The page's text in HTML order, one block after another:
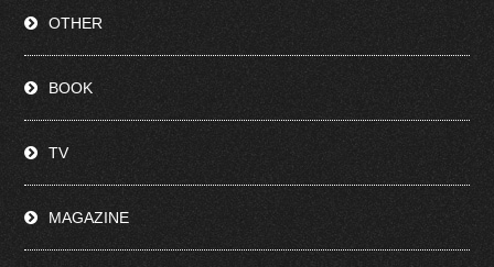
OTHER
BOOK
TV
MAGAZINE